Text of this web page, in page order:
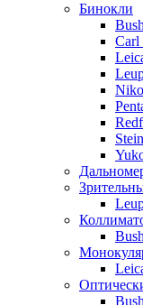
Бинокли
Carl